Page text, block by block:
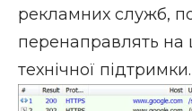
рекламних служб,
перенаправлять на
технічної підтримки.